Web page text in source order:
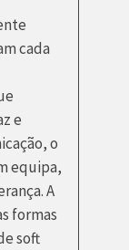
cada
e
o
equipa,
A
formas
soft